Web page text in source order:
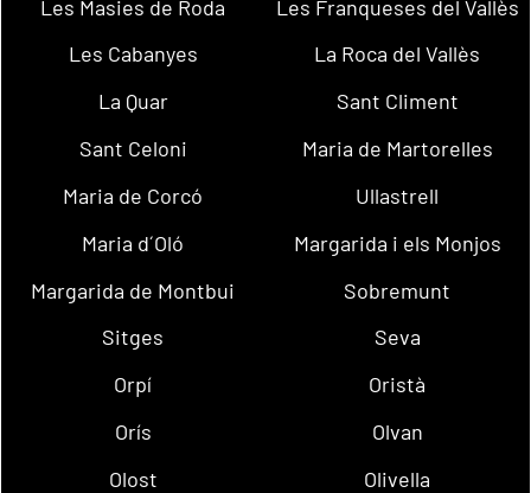
Les Masies de Roda
Les Franqueses del Vallès
Les Cabanyes
La Roca del Vallès
La Quar
Sant Climent
Sant Celoni
Maria de Martorelles
Maria de Corcó
Ullastrell
Maria d´Oló
Margarida i els Monjos
Margarida de Montbui
Sobremunt
Sitges
Seva
Orpí
Oristà
Orís
Olvan
Olost
Olivella